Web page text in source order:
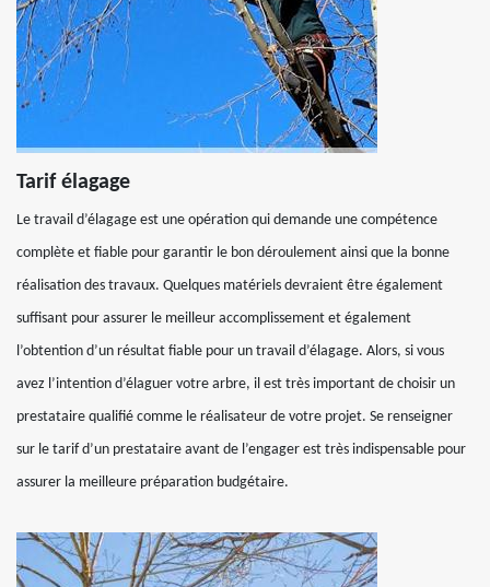
Tarif élagage
Le travail d’élagage est une opération qui demande une compétence
complète et fiable pour garantir le bon déroulement ainsi que la bonne
réalisation des travaux. Quelques matériels devraient être également
suffisant pour assurer le meilleur accomplissement et également
l’obtention d’un résultat fiable pour un travail d’élagage. Alors, si vous
avez l’intention d’élaguer votre arbre, il est très important de choisir un
prestataire qualifié comme le réalisateur de votre projet. Se renseigner
sur le tarif d’un prestataire avant de l’engager est très indispensable pour
assurer la meilleure préparation budgétaire.